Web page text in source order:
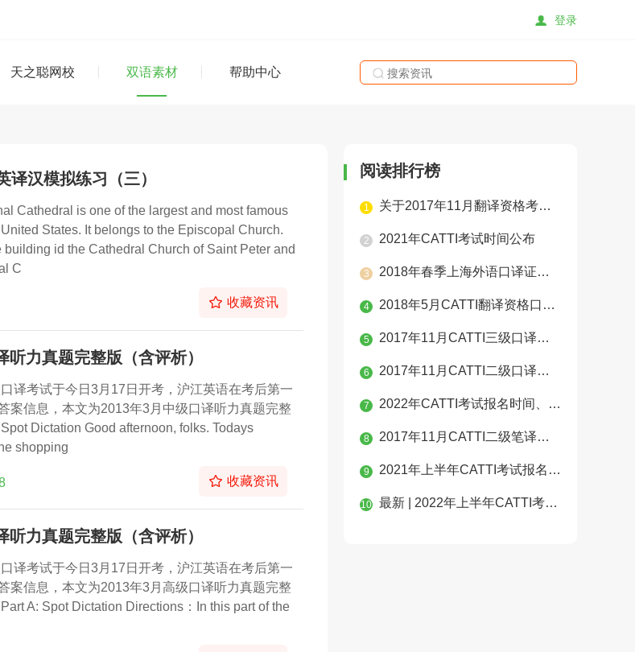
登录
天之聪网校 双语素材 帮助中心
译汉模拟练习（三）
Cathedral is one of the largest and most famous
States. It belongs to the Episcopal Church.
id the Cathedral Church of Saint Peter and
C
收藏资讯
听力真题完整版（含评析）
译考试于今日3月17日开考，沪江英语在考后第一
案信息，本文为2013年3月中级口译听力真题完整
Dictation Good afternoon, folks. Todays
shopping
收藏资讯
听力真题完整版（含评析）
译考试于今日3月17日开考，沪江英语在考后第一
案信息，本文为2013年3月高级口译听力真题完整
A: Spot Dictation Directions：In this part of the
阅读排行榜
1 关于2017年11月翻译资格考试打印准考证的提示
2 2021年CATTI考试时间公布
3 2018年春季上海外语口译证书考试报名信息以及考点分布
4 2018年5月CATTI翻译资格口译考试报名正式开始
5 2017年11月CATTI三级口译真题
6 2017年11月CATTI二级口译真题
7 2022年CATTI考试报名时间、考试时间
8 2017年11月CATTI二级笔译真题
9 2021年上半年CATTI考试报名时间官方公布
10 最新 | 2022年上半年CATTI考试报名时间以及报考新政策解读